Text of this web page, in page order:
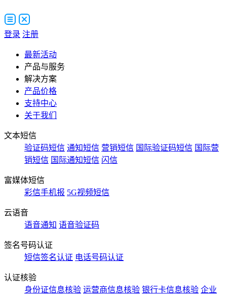
登录 注册
最新活动
产品与服务
解决方案
产品价格
支持中心
关于我们
文本短信
验证码短信 通知短信 营销短信 国际验证码短信 国际营
销短信 国际通知短信 闪信
富媒体短信
彩信手机报 5G视频短信
云语音
语音通知 语音验证码
签名号码认证
短信签名认证 电话号码认证
认证核验
身份证信息核验 运营商信息核验 银行卡信息核验 企业